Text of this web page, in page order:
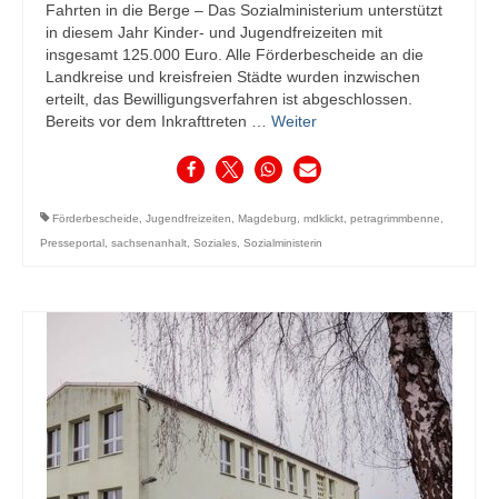
Fahrten in die Berge – Das Sozialministerium unterstützt
in diesem Jahr Kinder- und Jugendfreizeiten mit
insgesamt 125.000 Euro. Alle Förderbescheide an die
Landkreise und kreisfreien Städte wurden inzwischen
erteilt, das Bewilligungsverfahren ist abgeschlossen.
Bereits vor dem Inkrafttreten … Weiter
Förderbescheide Jugendfreizeiten Magdeburg mdklickt petragrimmbenne
Presseportal sachsenanhalt Soziales Sozialministerin